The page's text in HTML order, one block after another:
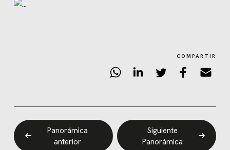
COMPARTIR
Panorámica
anterior
Siguiente
Panorámica